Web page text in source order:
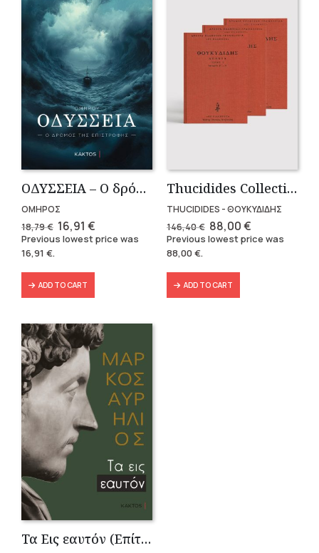
OΔΥΣΣΕΙΑ – Ο δρόμος της επιστροφής
ΟΜΗΡΟΣ
18,79€ Original
price
was:
16,91 €Current
price
is:
Previous lowest price was
16,91 €.
ADD TO CART
Thucidides Collection – Hardbound Edition (4 volumes)
THUCIDIDES - ΘΟΥΚΥΔΙΔΗΣ
146,40€ Original
price
was:
88,00€Current
price
is:
Previous lowest price was
88,00€.
ADD TO CART
Τα Εις εαυτόν (Επίτομο) – Μάρκος Αυρήλιος